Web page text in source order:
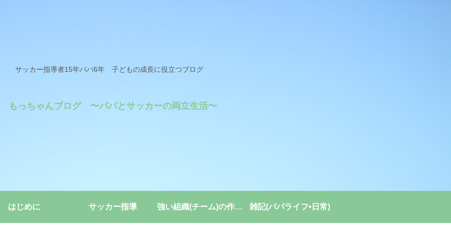
サッカー指導者15年パパ6年 子どもの成長に役立つブログ
もっちゃんブログ 〜パパとサッカーの両立生活〜
はじめに サッカー指導 強い組織(チーム)の作り方 雑記(パパライフ•日常)